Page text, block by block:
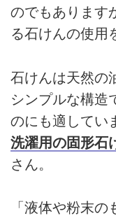
のでもあります
る石けんの使用
石けんは天然の
シンプルな構造
のにも適してい
洗濯用の固形石
さん。
「液体や粉末